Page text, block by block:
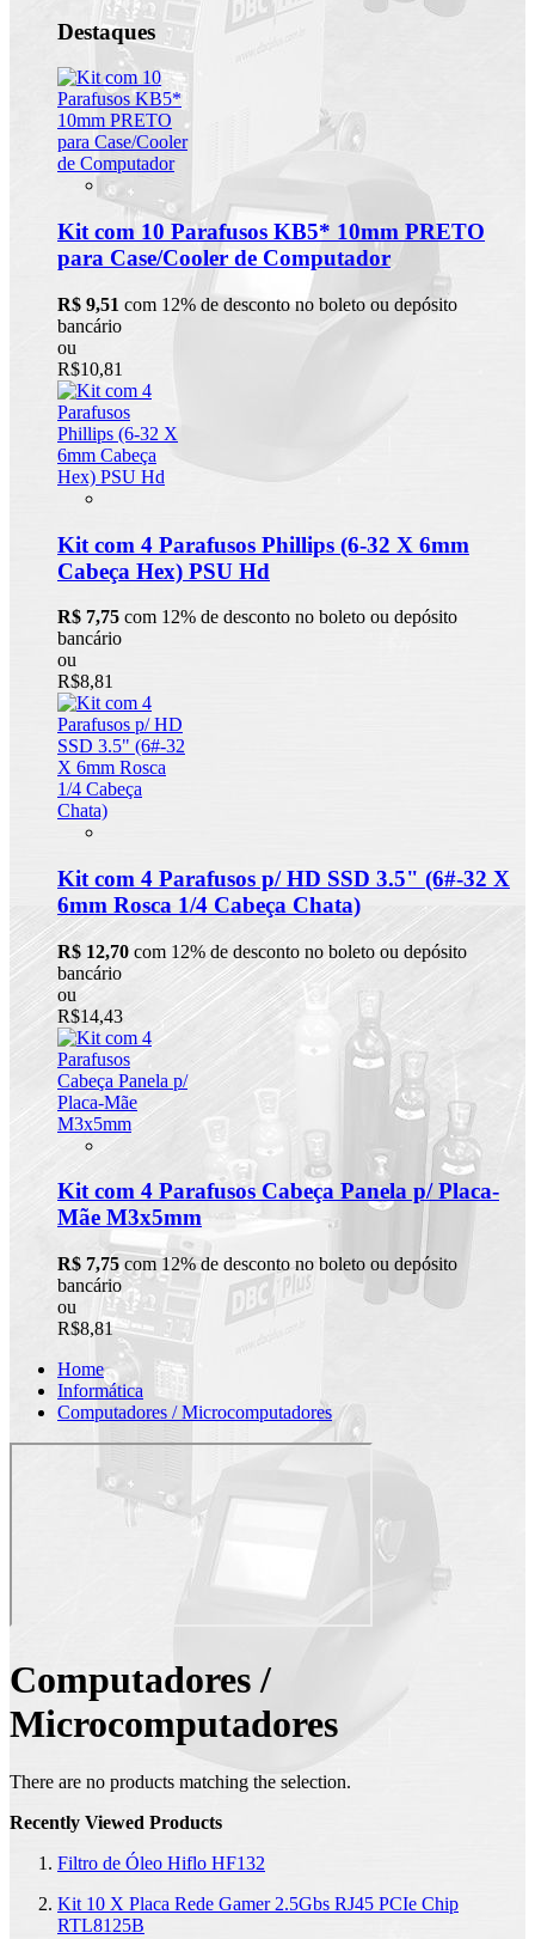
Destaques
Kit com 10 Parafusos KB5* 10mm PRETO
para Case/Cooler de Computador
R$ 9,51 com 12% de desconto no boleto ou depósito
bancário
ou
R$10,81
Kit com 4 Parafusos Phillips (6-32 X 6mm
Cabeça Hex) PSU Hd
R$ 7,75 com 12% de desconto no boleto ou depósito
bancário
ou
R$8,81
Kit com 4 Parafusos p/ HD SSD 3.5" (6#-32 X
6mm Rosca 1/4 Cabeça Chata)
R$ 12,70 com 12% de desconto no boleto ou depósito
bancário
ou
R$14,43
Kit com 4 Parafusos Cabeça Panela p/ Placa-
Mãe M3x5mm
R$ 7,75com 12% de desconto no boleto ou depósito
bancário
ou
R$8,81
Home
Informática
Computadores / Microcomputadores
Computadores /
Microcomputadores
There are no products matching the selection.
Recently Viewed Products
Filtro de Óleo Hiflo HF132
Kit 10 X Placa Rede Gamer 2.5Gbs RJ45 PCIe Chip
RTL8125B